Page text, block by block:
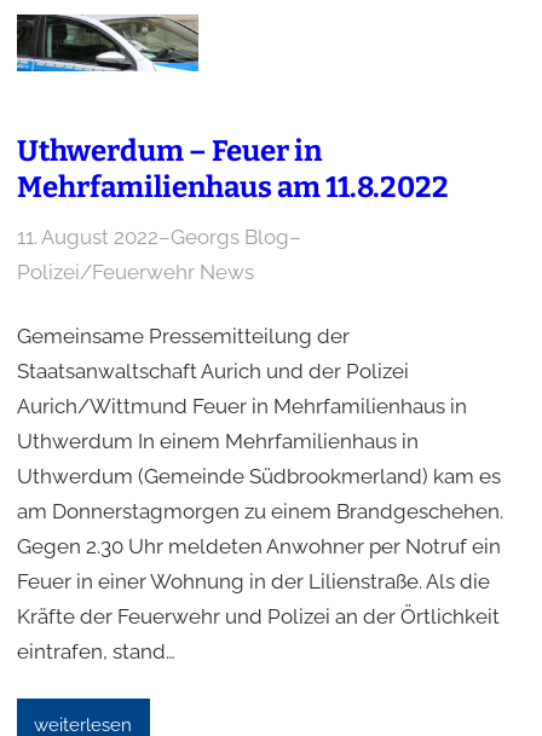
Uthwerdum – Feuer in
Mehrfamilienhaus am 11.8.2022
11. August 2022–Georgs Blog–
Polizei/Feuerwehr News
Gemeinsame Pressemitteilung der
Staatsanwaltschaft Aurich und der Polizei
Aurich/Wittmund Feuer in Mehrfamilienhaus in
Uthwerdum In einem Mehrfamilienhaus in
Uthwerdum (Gemeinde Südbrookmerland) kam es
am Donnerstagmorgen zu einem Brandgeschehen.
Gegen 2.30 Uhr meldeten Anwohner per Notruf ein
Feuer in einer Wohnung in der Lilienstraße. Als die
Kräfte der Feuerwehr und Polizei an der Örtlichkeit
eintrafen, stand…
weiterlesen